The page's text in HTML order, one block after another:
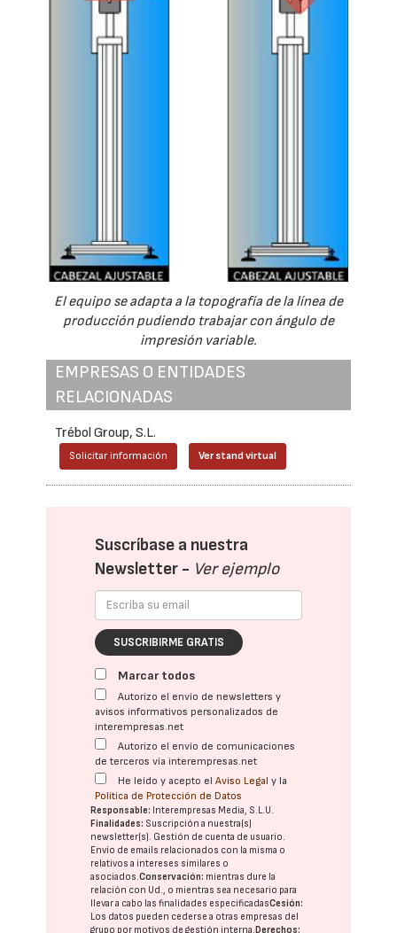
El equipo se adapta a la topografía de la línea de
producción pudiendo trabajar con ángulo de
impresión variable.
EMPRESAS O ENTIDADES
RELACIONADAS
Trébol Group, S.L.
Solicitar información Ver stand virtual
Suscríbase a nuestra
Newsletter - Ver ejemplo
SUSCRIBIRME GRATIS
Marcar todos
Autorizo el envío de newsletters y
avisos informativos personalizados de
interempresas.net
Autorizo el envío de comunicaciones
de terceros vía interempresas.net
He leído y acepto elAviso Legal y la
Política de Protección de Datos
Responsable: Interempresas Media, S.L.U.
Finalidades: Suscripción a nuestra(s)
newsletter(s). Gestión de cuenta de usuario.
Envío de emails relacionados con la misma o
relativos a intereses similares o
asociados.Conservación: mientras dure la
relación con Ud., o mientras sea necesario para
llevar a cabo las finalidades especificadasCesión:
Los datos pueden cederse a otras empresas del
grupo por motivos de gestión interna.Derechos: